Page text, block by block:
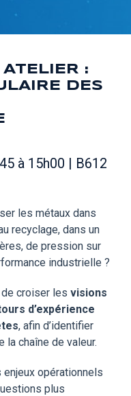
:
DES
à 15h00 | B612
les métaux dans
recyclage, dans un
de pression sur
industrielle ?
croiser les visions
d’expérience
, afin d’identifier
la chaîne de valeur.
opérationnels
plus